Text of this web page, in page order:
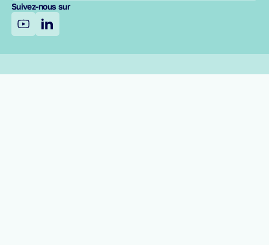
Suivez-nous sur
Secteurs d'activités
Capteurs IoT